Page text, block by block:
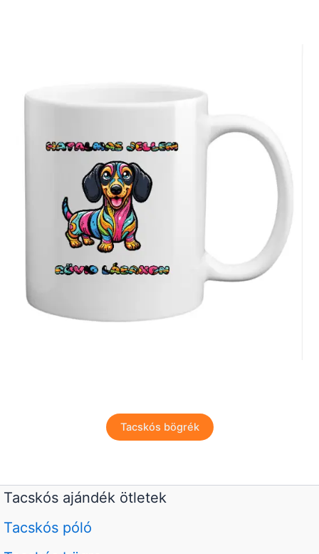
Tacskós bögrék
Tacskós ajándék ötletek
Tacskós póló